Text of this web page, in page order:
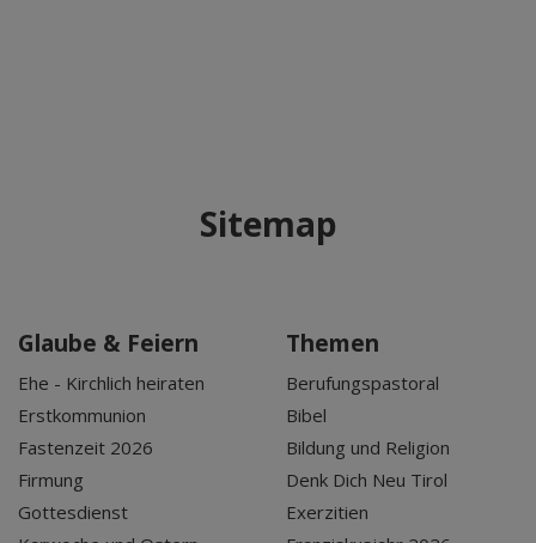
Sitemap
Glaube & Feiern
Ehe - Kirchlich heiraten
Erstkommunion
Fastenzeit 2026
Firmung
Gottesdienst
Themen
Berufungspastoral
Bibel
Bildung und Religion
Denk Dich Neu Tirol
Exerzitien